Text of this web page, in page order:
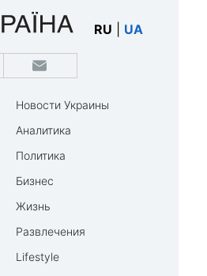
RU UA
Новости Украины
Аналитика
Политика
Бизнес
Жизнь
Развлечения
Lifestyle